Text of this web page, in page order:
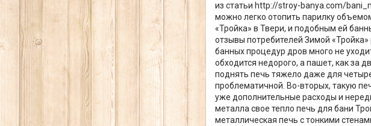
из статьи http://stroy-banya.com/
можно легко отопить парилку
«Тройка» в Твери, и подобным ей
отзывы потребителей Зимой
банных процедур дров много не
обходится недорого, а пашет, как за
поднять печь тяжело даже для
проблематичной. Во-вторых, такую
уже дополнительные расходы и
металла свое тепло печь для бани
металлическая печь с тонкими